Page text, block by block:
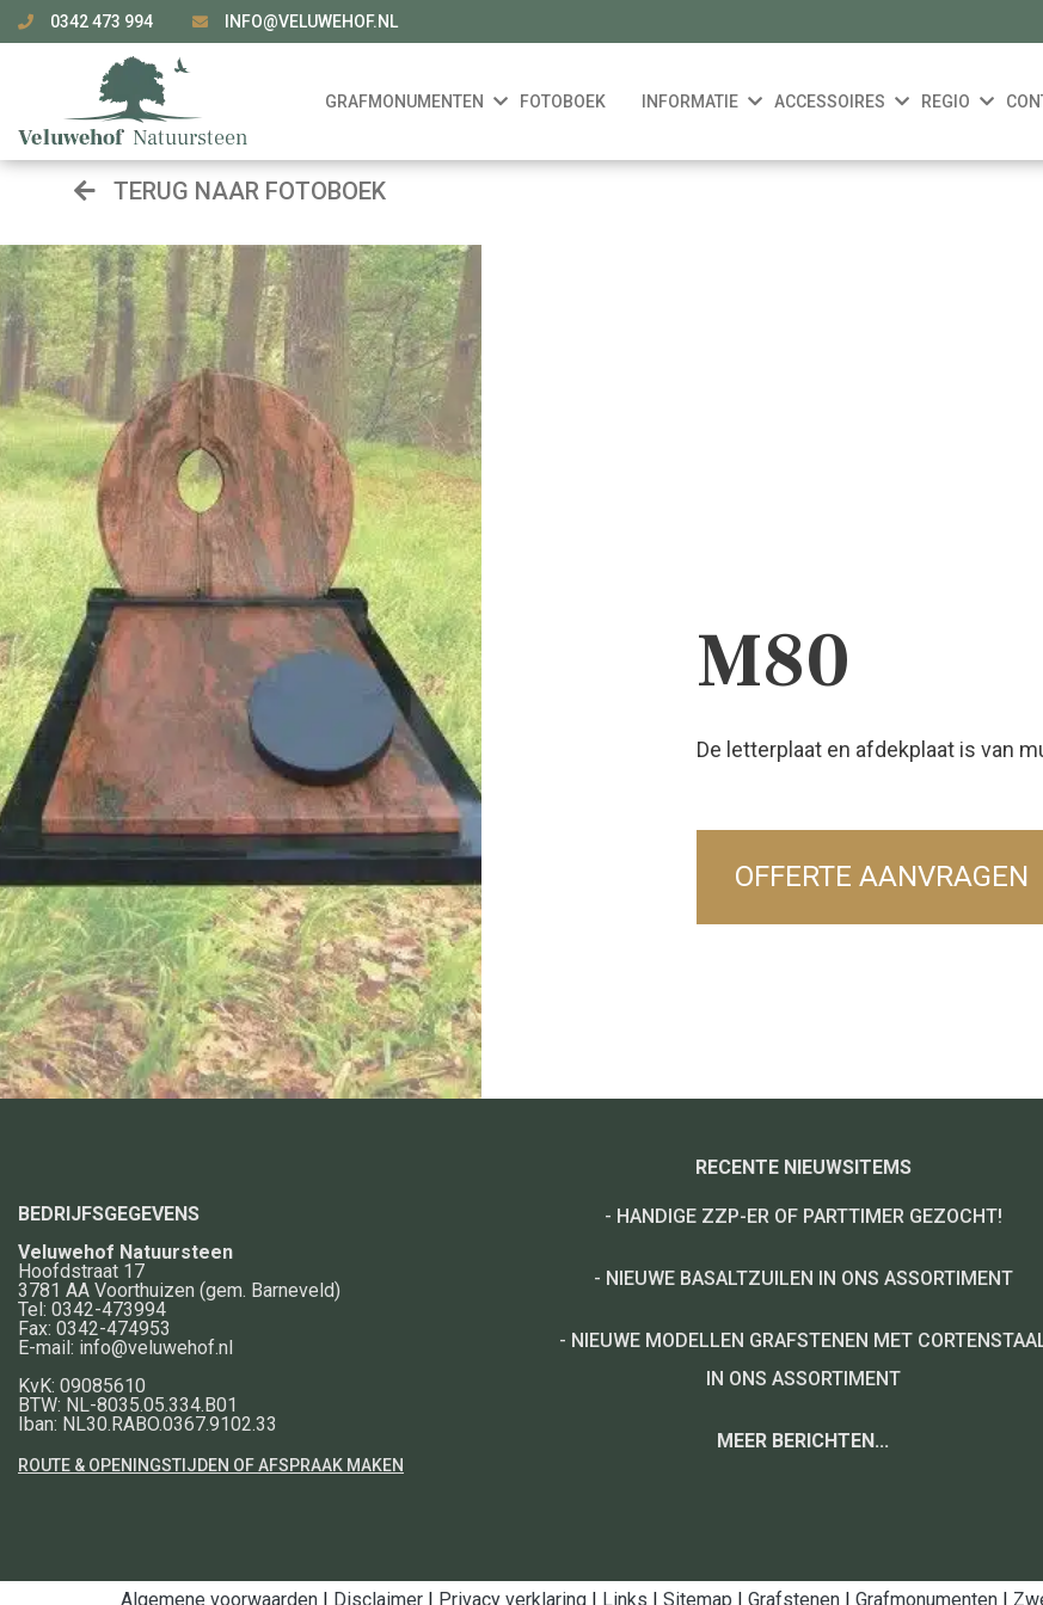
0342 473 994 INFO@VELUWEHOF.NL
GRAFMONUMENTEN FOTOBOEK INFORMATIE ACCESSOIRES REGIO
TERUG NAAR FOTOBOEK
M80
De letterplaat en afdekplaat is van
OFFERTE AANVRAGEN
BEDRIJFSGEGEVENS
Veluwehof Natuursteen
Hoofdstraat 17
3781 AA Voorthuizen (gem. Barneveld)
Tel: 0342-473994
Fax: 0342-474953
E-mail: info@veluwehof.nl
KvK: 09085610
BTW: NL-8035.05.334.B01
Iban: NL30.RABO.0367.9102.33
ROUTE & OPENINGSTIJDEN OF AFSPRAAK MAKEN
RECENTE NIEUWSITEMS
- HANDIGE ZZP-ER OF PARTTIMER GEZOCHT!
- NIEUWE BASALTZUILEN IN ONS ASSORTIMENT
- NIEUWE MODELLEN GRAFSTENEN MET
IN ONS ASSORTIMENT
MEER BERICHTEN...
Algemene voorwaarden | Disclaimer | Privacy verklaring | Links | Sitemap | Grafstenen | Grafmonumenten |